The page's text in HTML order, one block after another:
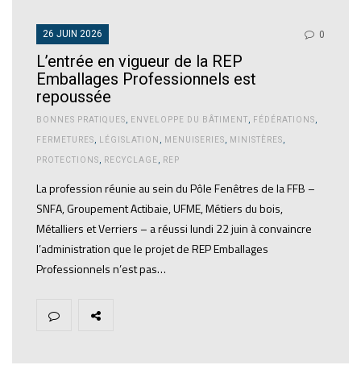
26 JUIN 2026 0
L’entrée en vigueur de la REP
Emballages Professionnels est
repoussée
BONNES PRATIQUES ENVELOPPE DU BÂTIMENT FÉDÉRATIONS
FERMETURES LÉGISLATION MENUISERIES MINISTÈRES
PROTECTIONS RECYCLAGE REP
La profession réunie au sein du Pôle Fenêtres de la FFB –
SNFA, Groupement Actibaie, UFME, Métiers du bois,
Métalliers et Verriers – a réussi lundi 22 juin à convaincre
l’administration que le projet de REP Emballages
Professionnels n’est pas…